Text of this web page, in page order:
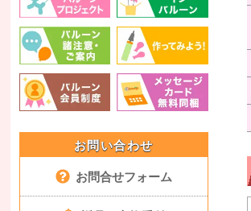
お問い合わせ
お問合せフォーム